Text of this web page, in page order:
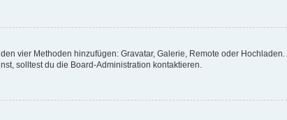
vier Methoden hinzufügen: Gravatar, Galerie, Remote oder
solltest du die Board-Administration kontaktieren.